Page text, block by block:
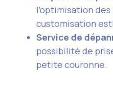
l’optimisation
customisation
Service de
possibilité de
petite couronne.